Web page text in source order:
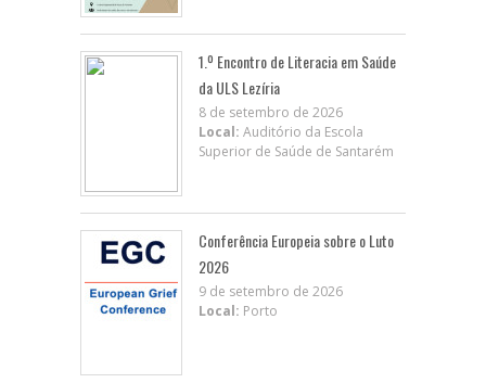
1.º Encontro de Literacia em Saúde
da ULS Lezíria
8 de setembro de 2026
Local: Auditório da Escola
Superior de Saúde de Santarém
Conferência Europeia sobre o Luto
2026
9 de setembro de 2026
Local: Porto